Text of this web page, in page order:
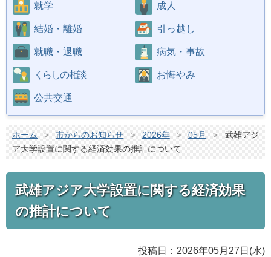
就学 成人
結婚・離婚 引っ越し
就職・退職 病気・事故
くらしの相談 お悔やみ
公共交通
ホーム > 市からのお知らせ > 2026年 > 05月 >
武雄アジ
ア大学設置に関する経済効果の推計について
武雄アジア大学設置に関する経済効果
の推計について
投稿日：2026年05月27日(水)